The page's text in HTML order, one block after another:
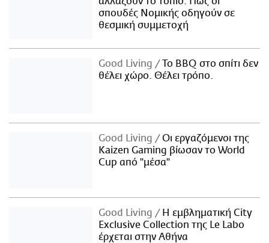
σπουδές Νομικής οδηγούν σε
θεσμική συμμετοχή
Good Living
Το BBQ στο σπίτι δεν
θέλει χώρο. Θέλει τρόπο.
Good Living
Οι εργαζόμενοι της
Kaizen Gaming βίωσαν το World
Cup από "μέσα"
Good Living
Η εμβληματική City
Exclusive Collection της Le Labo
έρχεται στην Αθήνα